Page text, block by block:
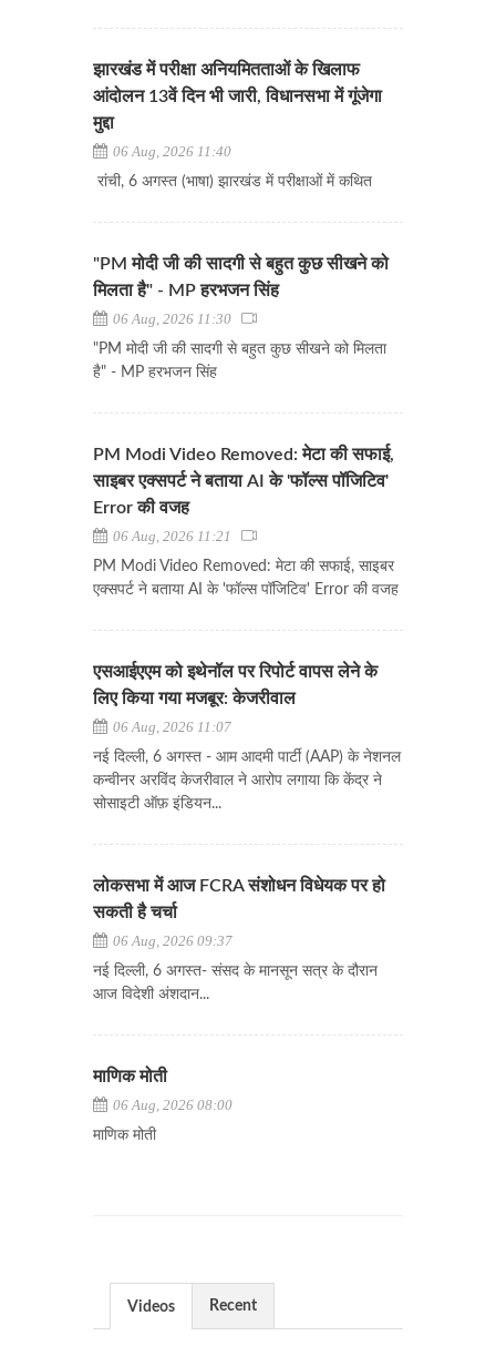
झारखंड में परीक्षा अनियमितताओं के खिलाफ
आंदोलन 13वें दिन भी जारी, विधानसभा में गूंजेगा
मुद्दा
06 Aug, 2026 11:40
रांची, 6 अगस्त (भाषा) झारखंड में परीक्षाओं में कथित
"PM मोदी जी की सादगी से बहुत कुछ सीखने को
मिलता है" - MP हरभजन सिंह
06 Aug, 2026 11:30
"PM मोदी जी की सादगी से बहुत कुछ सीखने को मिलता
है" - MP हरभजन सिंह
PM Modi Video Removed: मेटा की सफाई,
साइबर एक्सपर्ट ने बताया AI के 'फॉल्स पॉजिटिव'
Error की वजह
06 Aug, 2026 11:21
PM Modi Video Removed: मेटा की सफाई, साइबर
एक्सपर्ट ने बताया AI के 'फॉल्स पॉजिटिव' Error की वजह
एसआईएएम को इथेनॉल पर रिपोर्ट वापस लेने के
लिए किया गया मजबूर: केजरीवाल
06 Aug, 2026 11:07
नई दिल्ली, 6 अगस्त - आम आदमी पार्टी (AAP) के नेशनल
कन्वीनर अरविंद केजरीवाल ने आरोप लगाया कि केंद्र ने
सोसाइटी ऑफ़ इंडियन...
लोकसभा में आज FCRA संशोधन विधेयक पर हो
सकती है चर्चा
06 Aug, 2026 09:37
नई दिल्ली, 6 अगस्त- संसद के मानसून सत्र के दौरान
आज विदेशी अंशदान...
माणिक मोती
06 Aug, 2026 08:00
माणिक मोती
Videos Recent